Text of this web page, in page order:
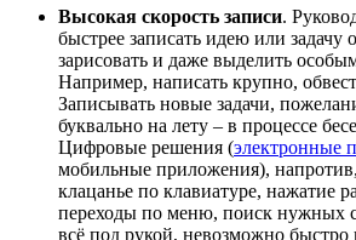
Высокая скорость записи.
быстрее записать идею или
зарисовать и даже выделить
Например, написать крупно,
Записывать новые задачи,
буквально на лету – в процессе
Цифровые решения (электронные
мобильные приложения),
клацанье по клавиатуре, нажатие
переходы по меню, поиск нужных
всё под рукой, невозможно быстро